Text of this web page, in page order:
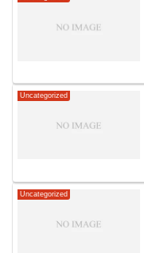
Uncategorized
Uncategorized